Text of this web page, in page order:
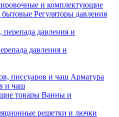
и комплектующие
Регуляторы давления
давления и
Арматура
и чаш
Ванны и